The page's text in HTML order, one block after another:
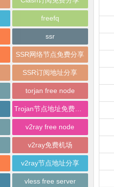
freefq
ssr
SSR网络节点免费分享
SSR订阅地址分享
torjan free node
v2ray free node
v2ray免费机场
v2ray节点地址分享
vless free server